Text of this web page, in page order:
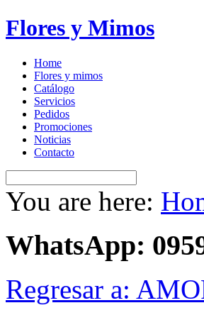
Flores y Mimos
Home
Flores y mimos
Catálogo
Servicios
Pedidos
Promociones
Noticias
Contacto
You are here:
WhatsApp:
Regresar a: